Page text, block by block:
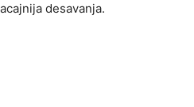
desavanja.